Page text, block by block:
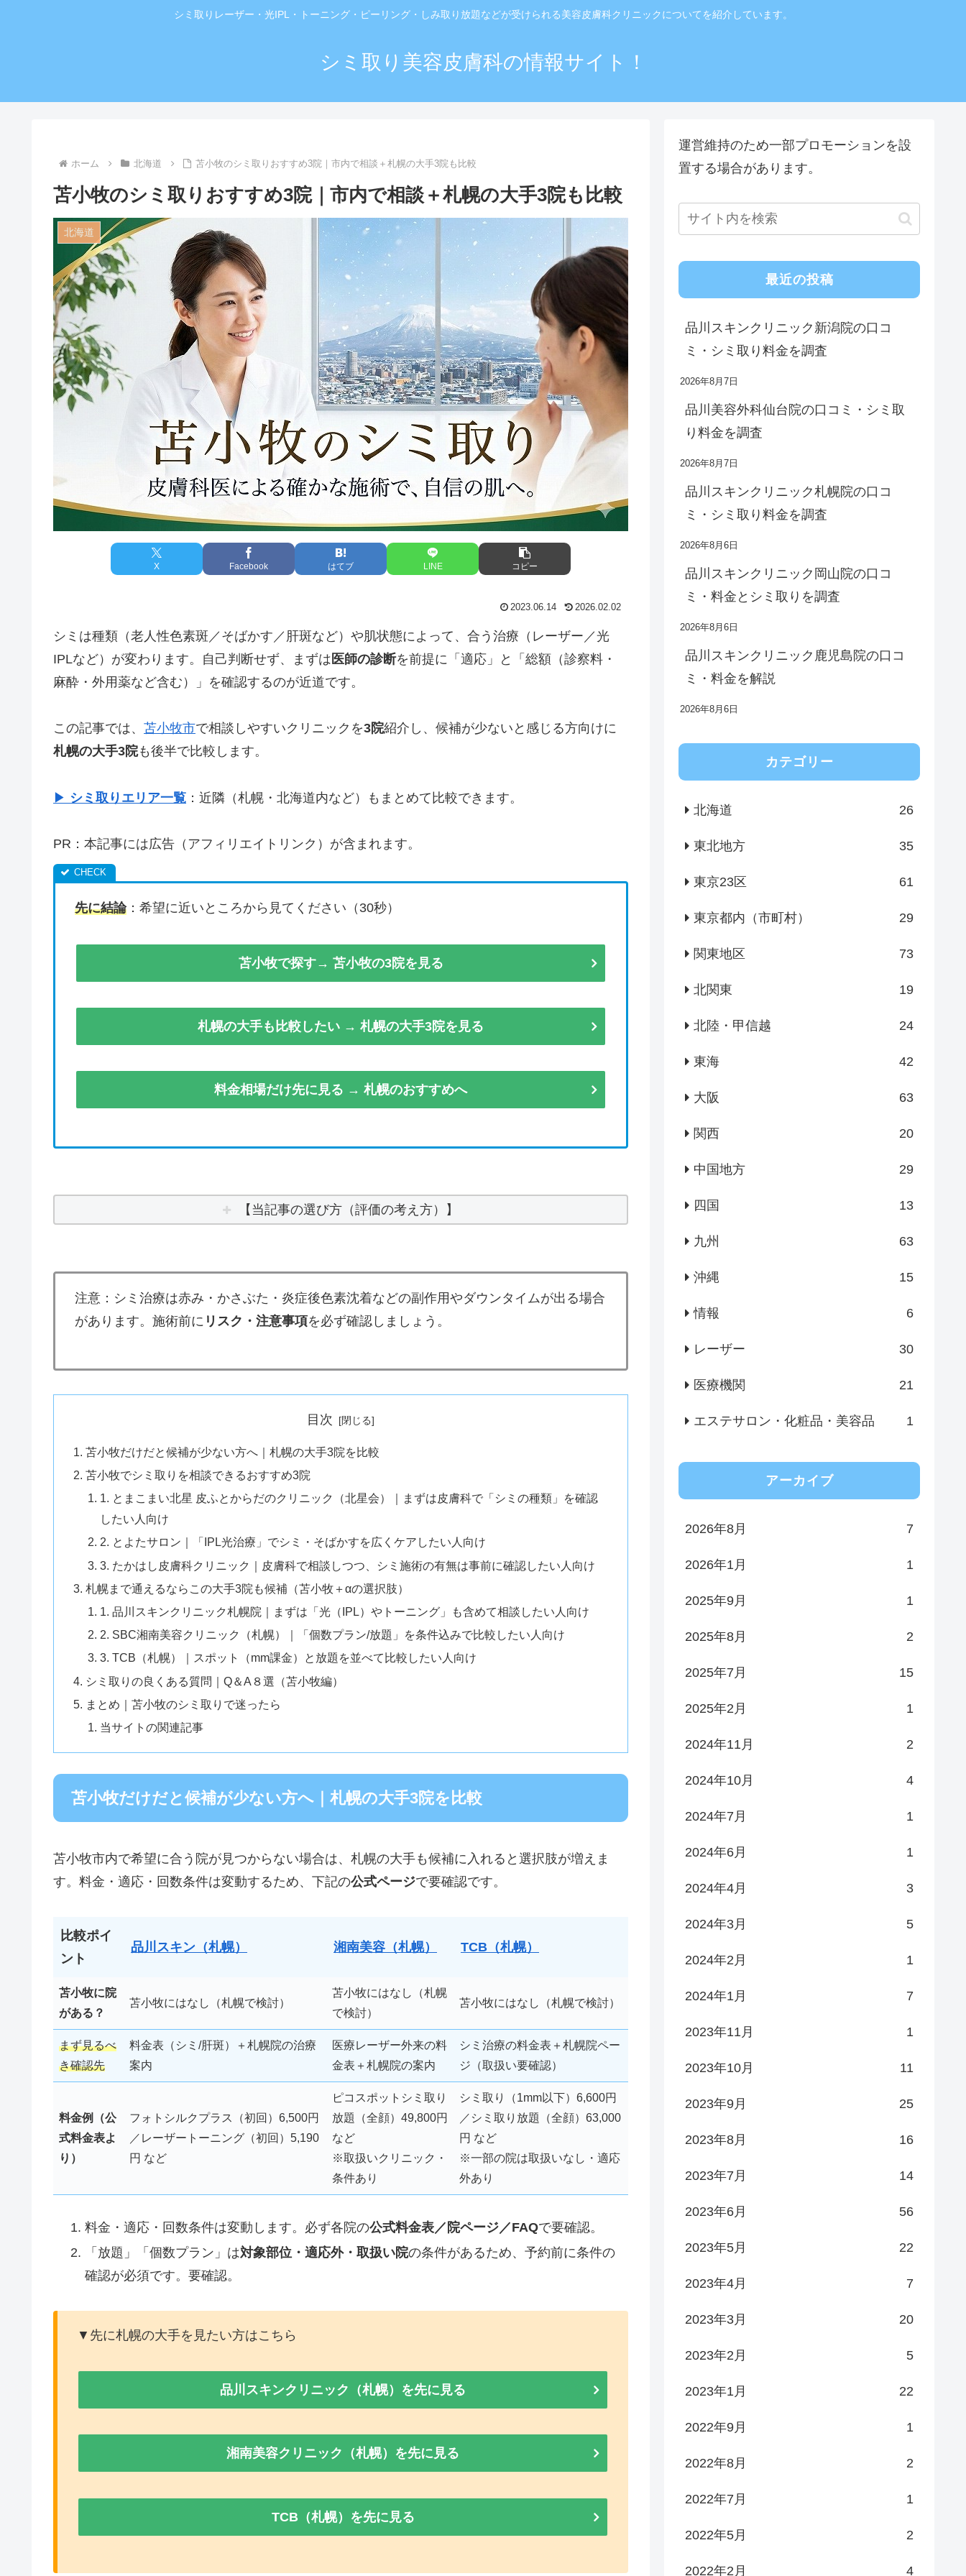
シミ取りレーザー・光IPL・トーニング・ピーリング・しみ取り放題などが受けられる美容皮膚科クリニックについてを紹介しています。
シミ取り美容皮膚科の情報サイト！
ホーム 北海道 苫小牧のシミ取りおすすめ3院｜市内で相談＋札幌の大手3院も比較
苫小牧のシミ取りおすすめ3院｜市内で相談＋札幌の大手3院も比較
北海道
X Facebook はてブ LINE コピー
2023.06.14 2026.02.02
シミは種類（老人性色素斑／そばかす／肝斑など）や肌状態によって、合う治療（レーザー／光
IPLなど）が変わります。自己判断せず、まずは 医師の診断を前提に「適応」と「総額（診察料・
麻酔・外用薬など含む）」を確認するのが近道です。
この記事では、 苫小牧市で相談しやすいクリニックを3院紹介し、候補が少ないと感じる方向けに
札幌の大手3院も後半で比較します。
▶ シミ取りエリア一覧 ：近隣（札幌・北海道内など）もまとめて比較できます。
PR：本記事には広告（アフィリエイトリンク）が含まれます。
先に結論：希望に近いところから見てください（30秒）
苫小牧で探す→ 苫小牧の3院を見る
札幌の大手も比較したい → 札幌の大手3院を見る
料金相場だけ先に見る → 札幌のおすすめへ
【当記事の選び方（評価の考え方）】
注意：シミ治療は赤み・かさぶた・炎症後色素沈着などの副作用やダウンタイムが出る場合
があります。施術前に リスク・注意事項を必ず確認しましょう。
目次
苫小牧だけだと候補が少ない方へ｜札幌の大手3院を比較
苫小牧でシミ取りを相談できるおすすめ3院
1. とまこまい北星 皮ふとからだのクリニック（北星会）｜まずは皮膚科で「シミの種類」を確認
したい人向け
2. とよたサロン｜「IPL光治療」でシミ・そばかすを広くケアしたい人向け
3. たかはし皮膚科クリニック｜皮膚科で相談しつつ、シミ施術の有無は事前に確認したい人向け
札幌まで通えるならこの大手3院も候補（苫小牧＋αの選択肢）
1. 品川スキンクリニック札幌院｜まずは「光（IPL）やトーニング」も含めて相談したい人向け
2. SBC湘南美容クリニック（札幌）｜「個数プラン/放題」を条件込みで比較したい人向け
3. TCB（札幌）｜スポット（mm課金）と放題を並べて比較したい人向け
シミ取りの良くある質問｜Q＆A８選（苫小牧編）
まとめ｜苫小牧のシミ取りで迷ったら
当サイトの関連記事
苫小牧だけだと候補が少ない方へ｜札幌の大手3院を比較
苫小牧市内で希望に合う院が見つからない場合は、札幌の大手も候補に入れると選択肢が増えま
す。料金・適応・回数条件は変動するため、下記の公式ページで要確認です。
比較ポイ
ント
品川スキン（札幌） 湘南美容（札幌） TCB（札幌）
苫小牧に院
がある？
苫小牧にはなし（札幌で検討）
苫小牧にはなし（札幌
で検討）
苫小牧にはなし（札幌で検討）
まず見るべ
き確認先
料金表（シミ/肝斑）＋札幌院の治療
案内
医療レーザー外来の料
金表＋札幌院の案内
シミ治療の料金表＋札幌院ペー
ジ（取扱い要確認）
料金例（公
式料金表よ
り）
フォトシルクプラス（初回）6,500円
／レーザートーニング（初回）5,190
円 など
ピコスポットシミ取り
放題（全顔）49,800円
など
※取扱いクリニック・
条件あり
シミ取り（1mm以下）6,600円
／シミ取り放題（全顔）63,000
円 など
※一部の院は取扱いなし・適応
外あり
料金・適応・回数条件は変動します。必ず各院の公式料金表／院ページ／FAQで要確認。
「放題」「個数プラン」は対象部位・適応外・取扱い院の条件があるため、予約前に条件の
確認が必須です。要確認。
▼先に札幌の大手を見たい方はこちら
品川スキンクリニック（札幌）を先に見る
湘南美容クリニック（札幌）を先に見る
TCB（札幌）を先に見る
運営維持のため一部プロモーションを設
置する場合があります。
最近の投稿
品川スキンクリニック新潟院の口コ
ミ・シミ取り料金を調査
2026年8月7日
品川美容外科仙台院の口コミ・シミ取
り料金を調査
2026年8月7日
品川スキンクリニック札幌院の口コ
ミ・シミ取り料金を調査
2026年8月6日
品川スキンクリニック岡山院の口コ
ミ・料金とシミ取りを調査
2026年8月6日
品川スキンクリニック鹿児島院の口コ
ミ・料金を解説
2026年8月6日
カテゴリー
北海道 26
東北地方 35
東京23区 61
東京都内（市町村） 29
関東地区 73
北関東 19
北陸・甲信越 24
東海 42
大阪 63
関西 20
中国地方 29
四国 13
九州 63
沖縄 15
情報 6
レーザー 30
医療機関 21
エステサロン・化粧品・美容品 1
アーカイブ
2026年8月 7
2026年1月 1
2025年9月 1
2025年8月 2
2025年7月 15
2025年2月 1
2024年11月 2
2024年10月 4
2024年7月 1
2024年6月 1
2024年4月 3
2024年3月 5
2024年2月 1
2024年1月 7
2023年11月 1
2023年10月 11
2023年9月 25
2023年8月 16
2023年7月 14
2023年6月 56
2023年5月 22
2023年4月 7
2023年3月 20
2023年2月 5
2023年1月 22
2022年9月 1
2022年8月 2
2022年7月 1
2022年5月 2
2022年2月 4